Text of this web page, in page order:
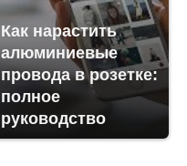
Как нарастить
алюминиевые
провода в розетке:
полное
руководство